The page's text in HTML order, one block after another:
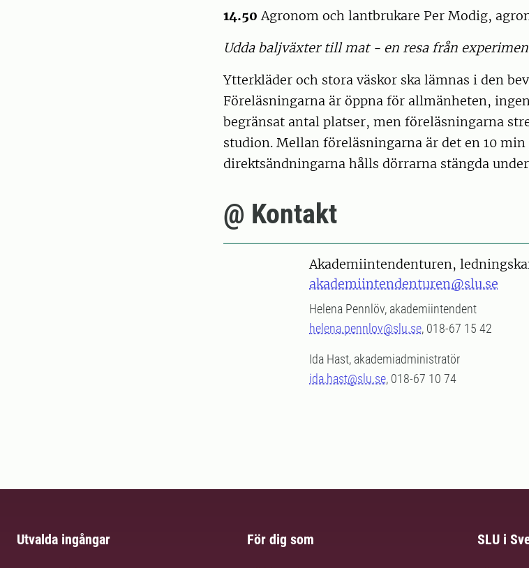
14.50Agronom och lantbrukare Per Modig,
Udda baljväxter till mat - en resa från
Ytterkläder och stora väskor ska lämnas i den
Föreläsningarna är öppna för allmänheten,
begränsat antal platser, men föreläsningarna
studion. Mellan föreläsningarna är det en 10 min
direktsändningarna hålls dörrarna stängda
@ Kontakt
Akademiintendenturen,
akademiintendenturen@slu.se
Helena Pennlöv, akademiintendent
helena.pennlov@slu.se, 018-67 15 42
Ida Hast, akademiadministratör
ida.hast@slu.se, 018-67 10 74
Utvalda ingångar För dig som SLU i